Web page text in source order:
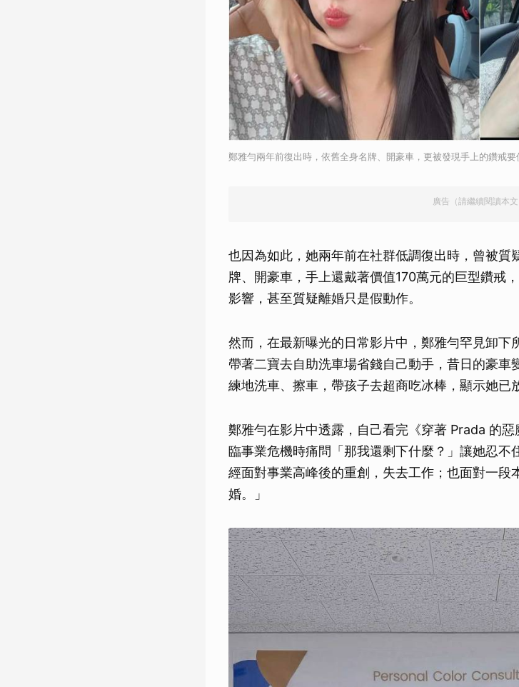
鄭雅勻兩年前復出時，依舊全身名牌、開豪車，更被發現手上的鑽戒要
廣告（請繼續閱讀本文
也因為如此，她兩年前在社群低調復出時，曾被質
牌、開豪車，手上還戴著價值170萬元的巨型鑽戒
影響，甚至質疑離婚只是假動作。
然而，在最新曝光的日常影片中，鄭雅勻罕見卸下
帶著二寶去自助洗車場省錢自己動手，昔日的豪車
練地洗車、擦車，帶孩子去超商吃冰棒，顯示她已
鄭雅勻在影片中透露，自己看完《穿著 Prada 的
臨事業危機時痛問「那我還剩下什麼？」讓她忍不
經面對事業高峰後的重創，失去工作；也面對一段
婚。」